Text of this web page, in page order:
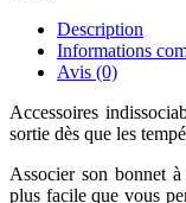
Description
Informations
Avis (0)
Accessoires
sortie dès que les
Associer son bonnet
plus facile que vous